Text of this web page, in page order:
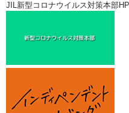
JIL新型コロナウイルス対策本部HP